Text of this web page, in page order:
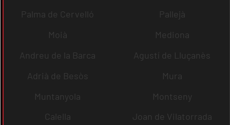
Palma de Cervelló
Pallejà
Moià
Mediona
Andreu de la Barca
Agustí de Lluçanès
Adrià de Besòs
Mura
Muntanyola
Montseny
Calella
Joan de Vilatorrada